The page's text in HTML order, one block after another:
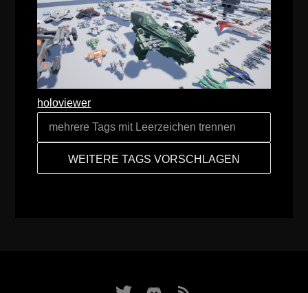
holoviewer